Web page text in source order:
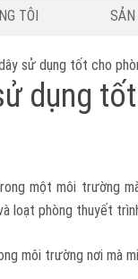
TÔI
sử dụng tốt cho
dụng
một môi trường
loạt phòng thuyết
môi trường nơi mà